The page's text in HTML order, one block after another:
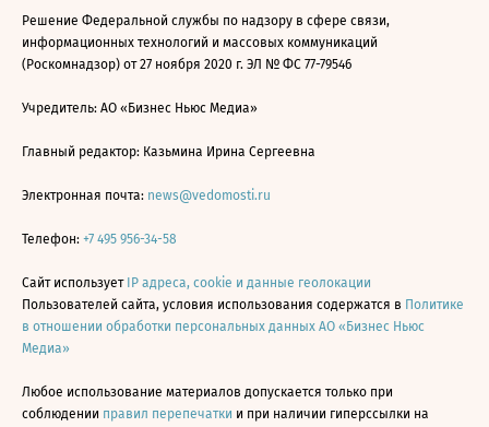
Решение Федеральной службы по надзору в сфере связи,
информационных технологий и массовых коммуникаций
(Роскомнадзор) от 27 ноября 2020 г. ЭЛ № ФС 77-79546
Учредитель: АО «Бизнес Ньюс Медиа»
Главный редактор: Казьмина Ирина Сергеевна
Электронная почта: news@vedomosti.ru
Телефон: +7 495 956-34-58
Сайт использует IP адреса, cookie и данные геолокации
Пользователей сайта, условия использования содержатся в Политике
в отношении обработки персональных данных АО «Бизнес Ньюс
Медиа»
Любое использование материалов допускается только при
соблюдении правил перепечатки и при наличии гиперссылки на